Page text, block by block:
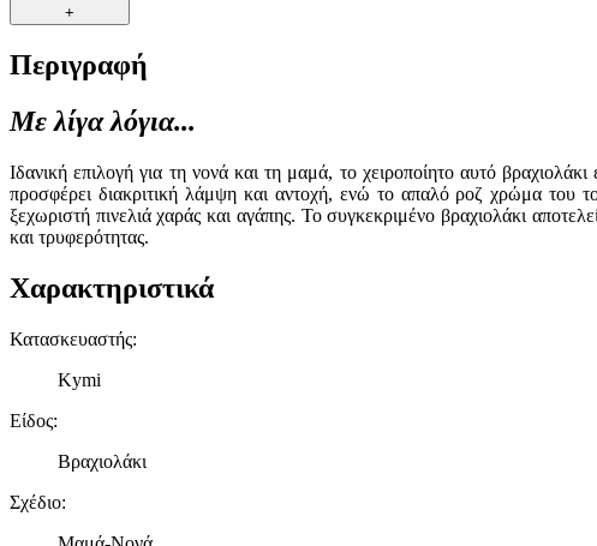
+
Περιγραφή
Με λίγα λόγια...
Ιδανική επιλογή για τη νονά και τη μαμά, το χειροποίητο αυτό
προσφέρει διακριτική λάμψη και αντοχή, ενώ το απαλό ροζ χρώμα του
ξεχωριστή πινελιά χαράς και αγάπης. Το συγκεκριμένο βραχιολάκι
και τρυφερότητας.
Χαρακτηριστικά
Κατασκευαστής:
Kymi
Είδος:
Βραχιολάκι
Σχέδιο: